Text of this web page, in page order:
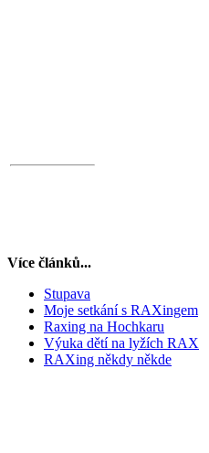
Více článků...
Stupava
Moje setkání s RAXingem
Raxing na Hochkaru
Výuka dětí na lyžích RAX
RAXing někdy někde